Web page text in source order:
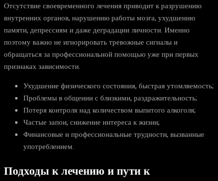
Отсутствие своевременного лечения приводит к разрушению
внутренних органов, нарушению работы мозга, ухудшению
памяти, депрессиям и даже деградации личности. Именно
поэтому важно не игнорировать тревожные сигналы и
обращаться за профессиональной помощью уже при первых
признаках зависимости.
Ухудшение физического состояния, быстрая утомляемость;
Проблемы в общении с близкими, раздражительность;
Потеря контроля над количеством выпитого алкоголя;
Частые запои, снижение интереса к жизни;
Финансовые и профессиональные трудности, вызванные
употреблением.
Подходы к лечению и пути к